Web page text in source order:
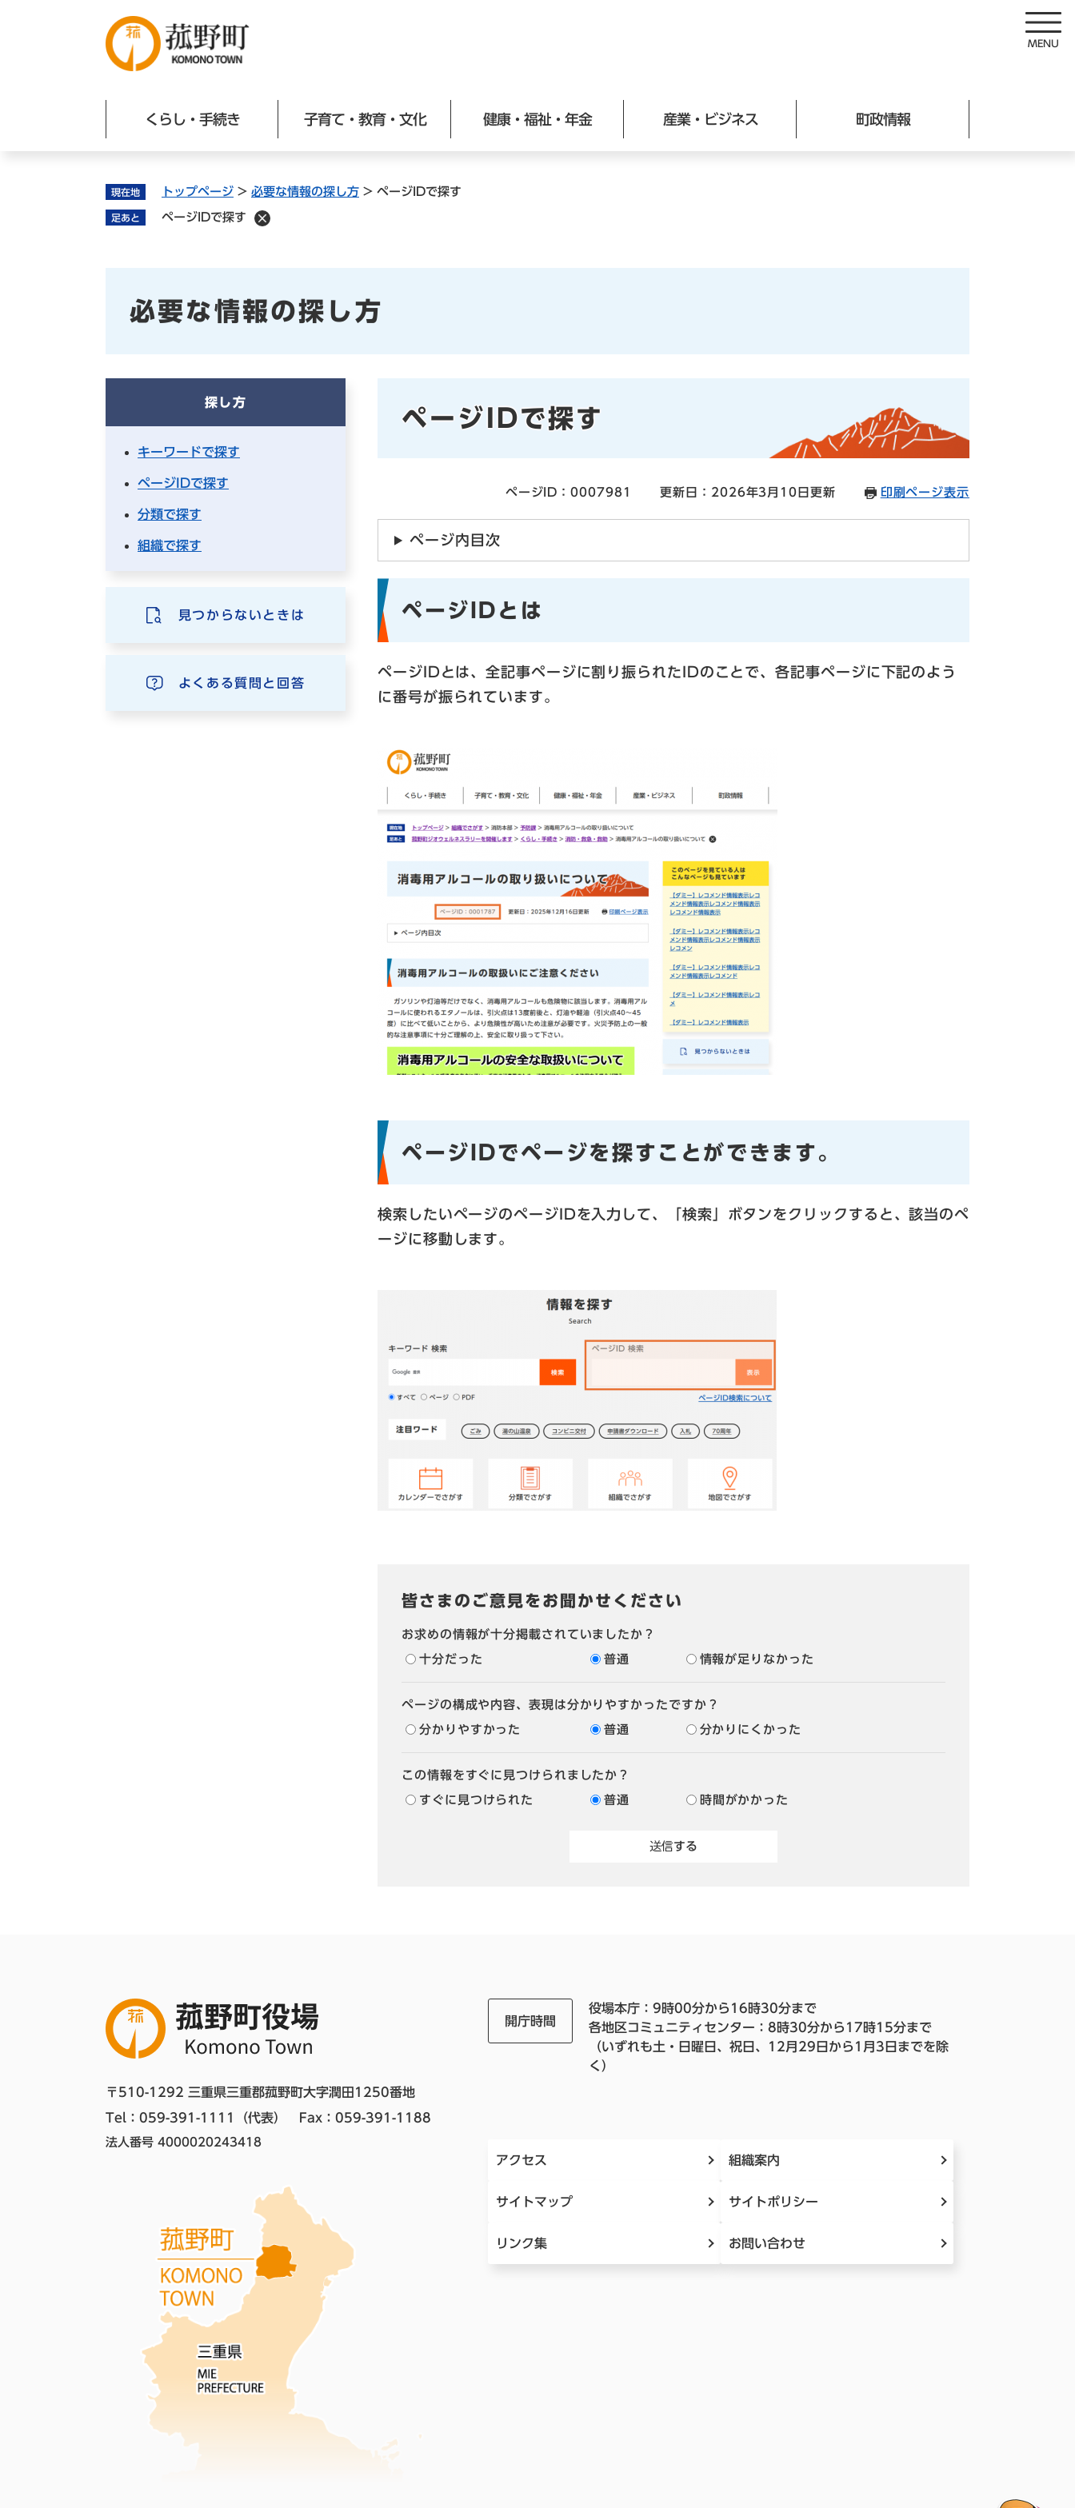
くらし・手続き 子育て・教育・文化 健康・福祉・年金 産業・ビジネス 町政情報
現在地 トップページ > 必要な情報の探し方 > ページIDで探す
足あと ページIDで探す
必要な情報の探し方
ページIDで探す
ページID：0007981 更新日：2026年3月10日更新 印刷ページ表示
ページ内目次
ページIDとは
ページIDとは、全記事ページに割り振られたIDのことで、各記事ページに下記のよう
に番号が振られています。
ページIDでページを探すことができます。
検索したいページのページIDを入力して、「検索」ボタンをクリックすると、該当のペ
ージに移動します。
皆さまのご意見をお聞かせください
お求めの情報が十分掲載されていましたか？
十分だった 普通 情報が足りなかった
ページの構成や内容、表現は分かりやすかったですか？
分かりやすかった 普通 分かりにくかった
この情報をすぐに見つけられましたか？
すぐに見つけられた 普通 時間がかかった
探し方
キーワードで探す
ページIDで探す
分類で探す
組織で探す
見つからないときは
よくある質問と回答
〒510-1292 三重県三重郡菰野町大字潤田1250番地
Tel：059-391-1111（代表） Fax：059-391-1188
法人番号 4000020243418
開庁時間
役場本庁：9時00分から16時30分まで
各地区コミュニティセンター：8時30分から17時15分まで
（いずれも土・日曜日、祝日、12月29日から1月3日までを除
く）
アクセス 組織案内
サイトマップ サイトポリシー
リンク集 お問い合わせ